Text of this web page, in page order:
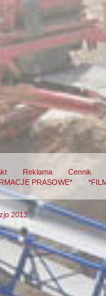
Reklama
Cennik
PRASOWE*
2013